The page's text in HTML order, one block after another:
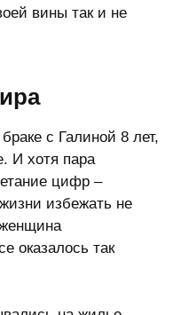
вины так и не
с Галиной 8 лет,
И хотя пара
цифр –
избежать не
оказалось так